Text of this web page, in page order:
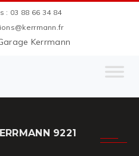
: 03 88 66 34 84
Kerrmann
9221